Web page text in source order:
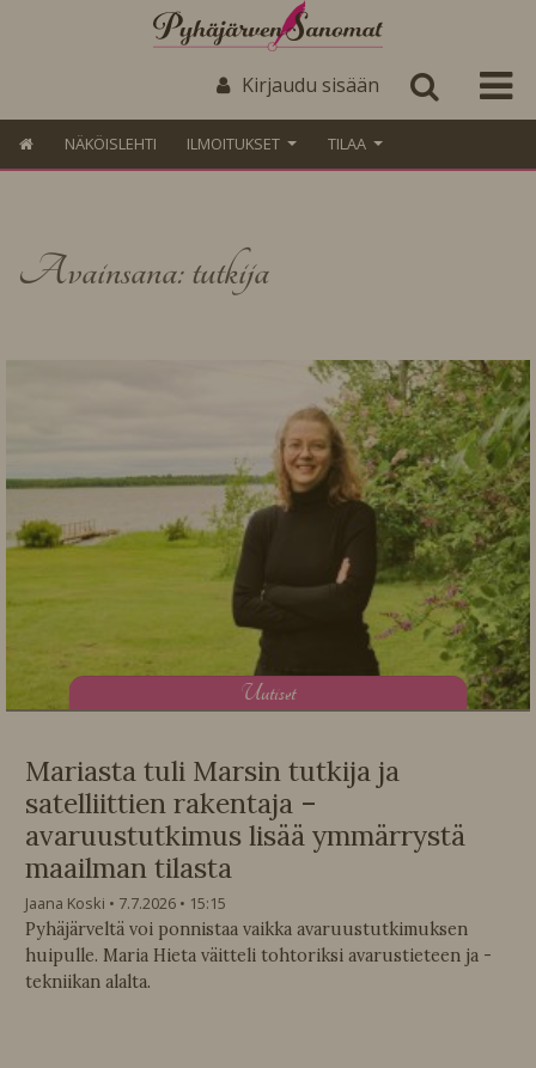
Kirjaudu sisään
NÄKÖISLEHTI ILMOITUKSET TILAA
Avainsana: tutkija
Uutiset
Mariasta tuli Marsin tutkija ja
satelliittien rakentaja –
avaruustutkimus lisää ymmärrystä
maailman tilasta
Jaana Koski 7.7.2026
15:15
Pyhäjärveltä voi ponnistaa vaikka avaruustutkimuksen
huipulle. Maria Hieta väitteli tohtoriksi avarustieteen ja -
tekniikan alalta.